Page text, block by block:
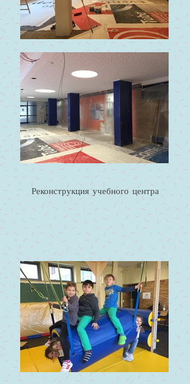
Реконструкция учебного центра